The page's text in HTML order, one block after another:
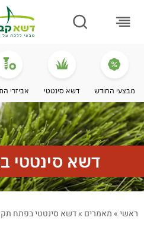
מבצעי החודש דשא סינטטי אביזרי
דשא סינטטי
ראשי»מאמרים »דשא סינטטי בפתח